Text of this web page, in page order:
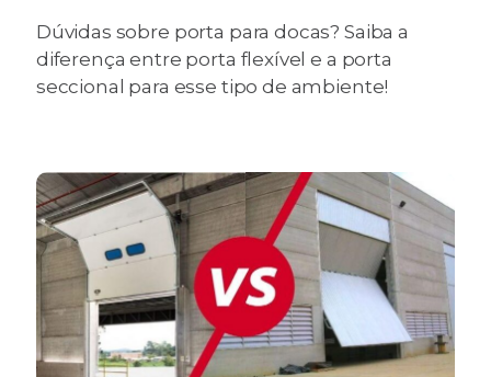
Dúvidas sobre porta para docas? Saiba a
diferença entre porta flexível e a porta
seccional para esse tipo de ambiente!